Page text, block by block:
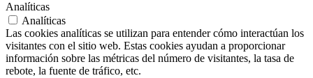
Analíticas
Analíticas
Las cookies analíticas se utilizan para entender cómo interactúan los
visitantes con el sitio web. Estas cookies ayudan a proporcionar
información sobre las métricas del número de visitantes, la tasa de
rebote, la fuente de tráfico, etc.